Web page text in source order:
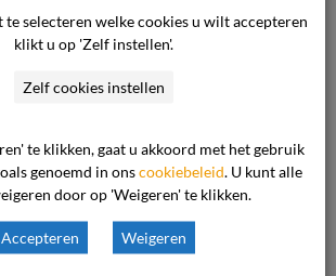
de commissie u in het gelijk
meer over het klachtengeld.
van De
van de
Geschillencommissie Complementaire
te selecteren welke cookies u wilt accepteren
klikt u op 'Zelf instellen'.
Zelf cookies instellen
te klikken, gaat u akkoord met het gebruik
genoemd in onscookiebeleid . U kunt alle
door op 'Weigeren' te klikken.
Accepteren Weigeren